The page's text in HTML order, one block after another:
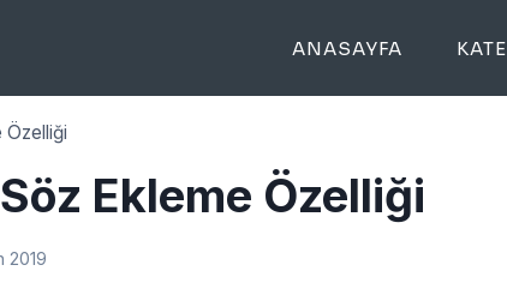
ANASAYFA
Özelliği
Ekleme Özelliği
2019